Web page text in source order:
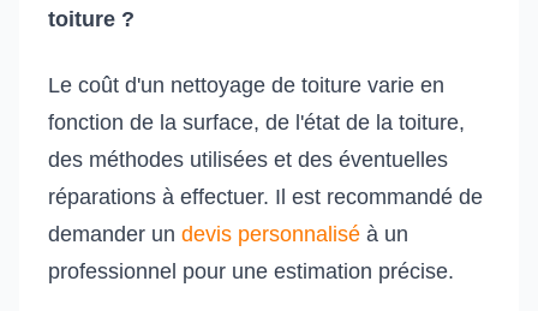
toiture ?
Le coût d'un nettoyage de toiture varie en
fonction de la surface, de l'état de la toiture,
des méthodes utilisées et des éventuelles
réparations à effectuer. Il est recommandé de
demander un devis personnalisé à un
professionnel pour une estimation précise.